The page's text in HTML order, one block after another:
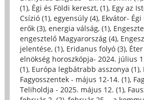
(1), Égi és Földi kereszt, (1), Egy az
Csízió (1), egyensúly (4), Ekvátor-
erők (3), energia válság, (1),
engesztelő Magyarország (4),
jelentése, (1), Eridanus folyó (3),
elnökség horoszkópja- 2024. július
(1), Európa legbátrabb asszonya (1),
Fagyosszentek - május 12-14. (1),
Teliholdja - 2025. május 12. (1),